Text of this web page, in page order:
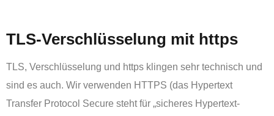
TLS-Verschlüsselung mit https
TLS, Verschlüsselung und https klingen sehr technisch und
sind es auch. Wir verwenden HTTPS (das Hypertext
Transfer Protocol Secure steht für „sicheres Hypertext-